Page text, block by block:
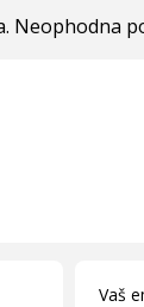
Neophodna